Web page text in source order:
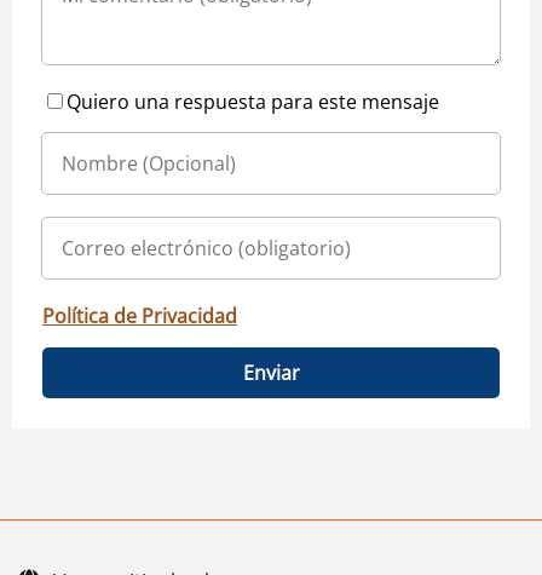
Quiero una respuesta para este mensaje
Política de Privacidad
Enviar